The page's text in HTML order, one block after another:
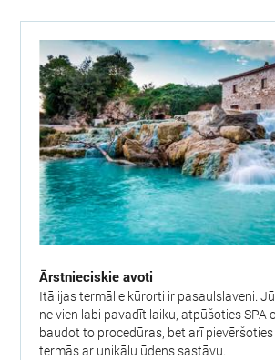
Ārstnieciskie avoti
Itālijas termālie kūrorti ir pasaulslaveni.
ne vien labi pavadīt laiku, atpūšoties SPA
baudot to procedūras, bet arī
termās ar unikālu ūdens sastāvu.